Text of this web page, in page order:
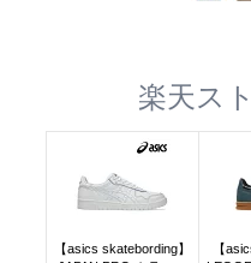
楽天ス